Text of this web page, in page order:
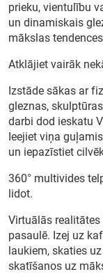
prieku, vientulību
un dinamiskais
mākslas
Atklājiet vairāk
Izstāde sākas ar
gleznas,
darbi dod ieskatu
Ieejiet viņa
un iepazīstiet
360° multivides
lidot.
Virtuālās
pasaulē. Izej uz
laukiem, skaties
skatīšanos uz